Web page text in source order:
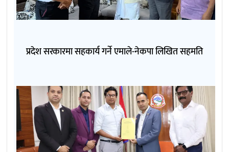
प्रदेश सरकारमा सहकार्य गर्ने एमाले-नेकपा लिखित सहमति